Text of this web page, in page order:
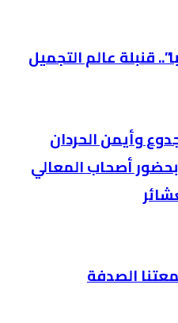
قنبلة عالم التجميل
وأيمن الحردان
أصحاب المعالي